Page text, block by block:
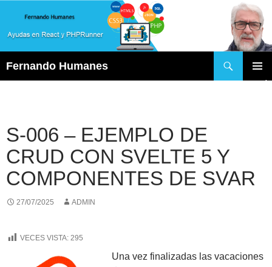
Fernando Humanes
S-006 – EJEMPLO DE
CRUD CON SVELTE 5 Y
COMPONENTES DE SVAR
27/07/2025 ADMIN
VECES VISTA: 295
Una vez finalizadas las vacaciones